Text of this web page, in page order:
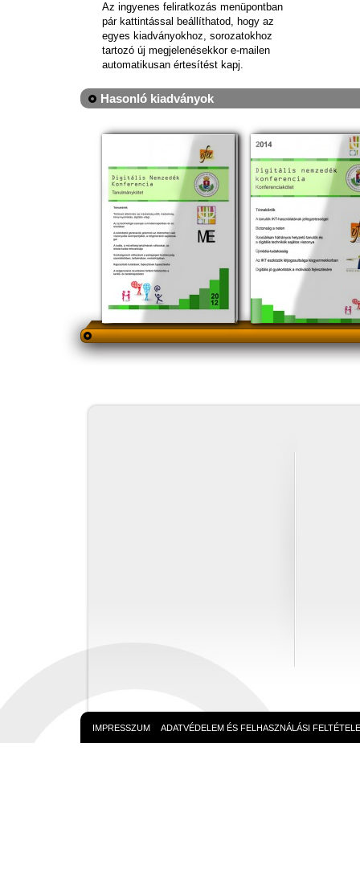
Az ingyenes feliratkozás menüpontban
pár kattintással beállíthatod, hogy az
egyes kiadványokhoz, sorozatokhoz
tartozó új megjelenésekkor e-mailen
automatikusan értesítést kapj.
Hasonló kiadványok
IMPRESSZUM ADATVÉDELEM ÉS FELHASZNÁLÁSI